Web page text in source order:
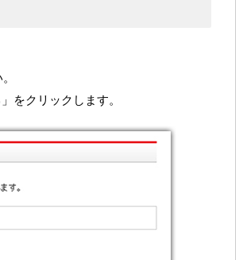
をクリックします。